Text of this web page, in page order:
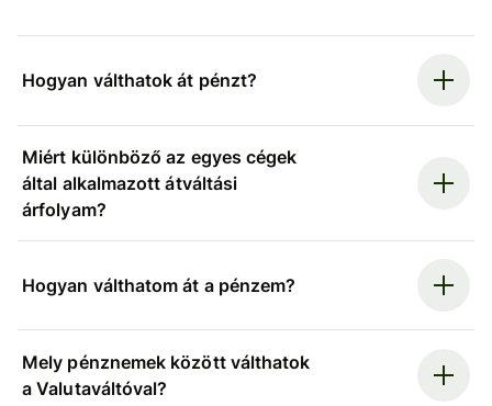
Hogyan válthatok át pénzt?
Miért különböző az egyes cégek
által alkalmazott átváltási
árfolyam?
Hogyan válthatom át a pénzem?
Mely pénznemek között válthatok
a Valutaváltóval?